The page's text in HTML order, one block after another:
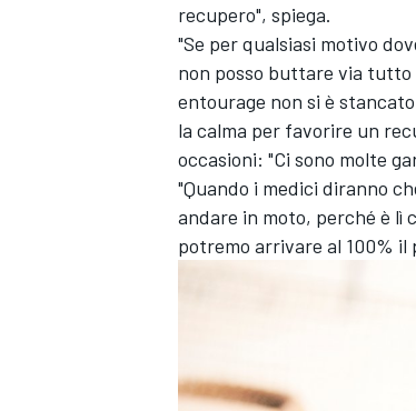
recupero", spiega.
"Se per qualsiasi motivo
non posso buttare via
entourage non si è
la calma per favorire un
occasioni: "Ci sono molte
"Quando i medici diranno
andare in moto, perché è lì
potremo arrivare al 100% il